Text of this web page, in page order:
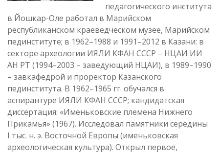
педагогического института
в Йошкар-Оле работал в Марийском
республиканском краеведческом музее, Марийском
пединституте; в 1962–1988 и 1991–2012 в Казани: в
секторе археологии ИЯЛИ КФАН СССР – НЦАИ ИИ
АН РТ (1994–2003 – заведующий НЦАИ), в 1989–1990
– завкафедрой и проректор Казанского
пединститута. В 1962–1965 гг. обучался в
аспирантуре ИЯЛИ КФАН СССР; кандидатская
диссертация: «Именьковские племена Нижнего
Прикамья» (1967). Исследовал памятники середины
I тыс. н. э. Восточной Европы (именьковская
археологическая культура). Открыл первое,